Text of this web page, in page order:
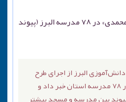
اجرای طرح شهید «بهنام محمدی» در ۷۸ مدرسه البرز (پیوند
البرز از اجرای طرح
شهید «بهنام محمدی» در ۷۸ مدرسه استان خبر داد و
بین مدرسه و مسجد بیشتر